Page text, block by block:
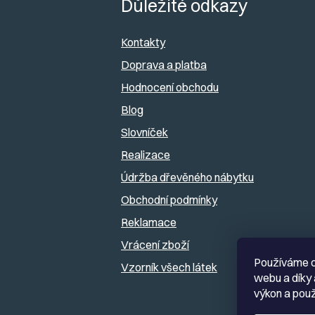
Používáme
webu a díky
výkon a
Důležité odkazy
Kontakty
Doprava a platba
Hodnocení obchodu
Blog
Slovníček
Realizace
Údržba dřevěného nábytku
Obchodní podmínky
Reklamace
Vrácení zboží
Vzorník všech látek